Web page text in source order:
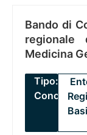
Bando di
regionale
Medicina
Tipo:
Concorsi